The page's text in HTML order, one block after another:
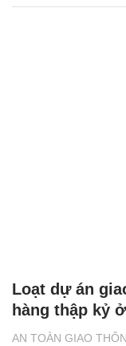
AN TOÀN GIAO
Loạt dự án
hàng thập kỷ